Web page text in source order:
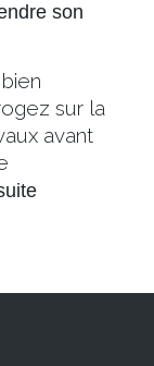
son
sur la
avant